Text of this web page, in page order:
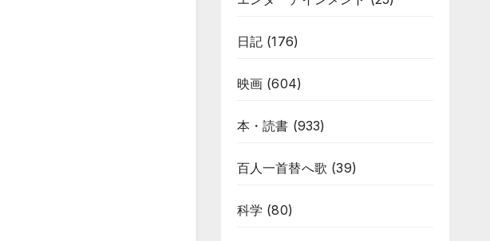
日記(176)
映画(604)
本・読書 (933)
百人一首替へ歌 (39)
科学 (80)